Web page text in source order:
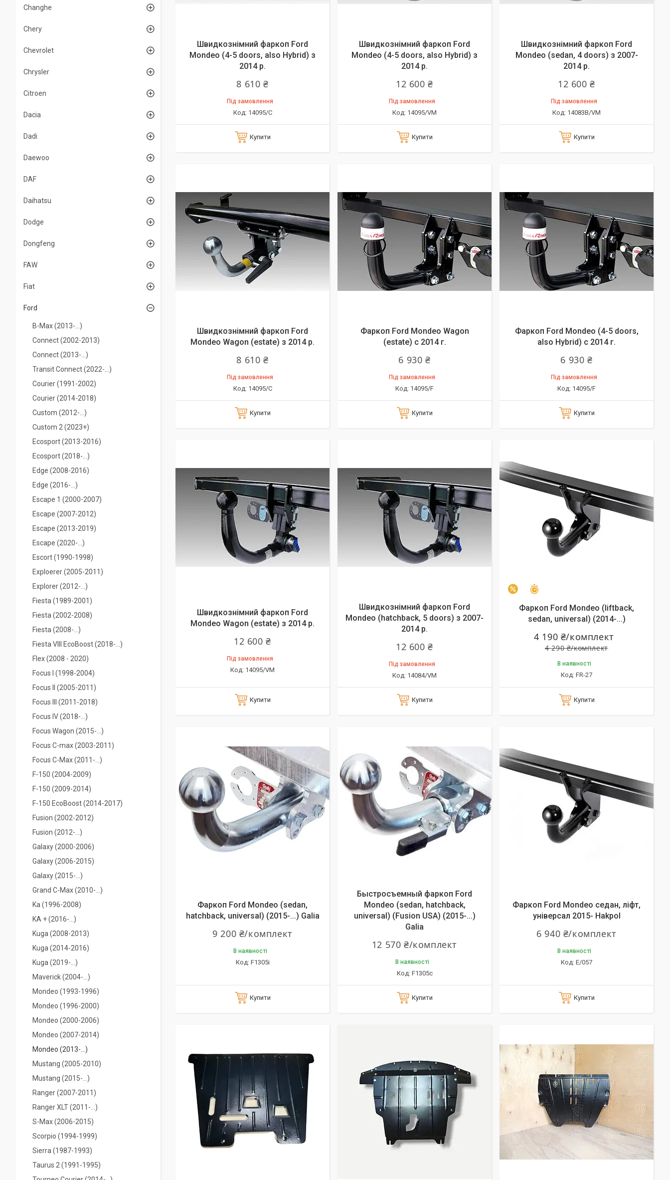
Швидкознімний фаркоп Ford
Mondeo (4-5 doors, also Hybrid) з
2014 р.
8 610 ₴
Під замовлення
14095/C
Купити
Швидкознімний фаркоп Ford
Mondeo (4-5 doors, also Hybrid) з
2014 р.
12 600 ₴
Під замовлення
14095/VM
Купити
Швидкознімний фаркоп Ford
Mondeo (sedan, 4 doors) з 2007-
2014 р.
12 600 ₴
Під замовлення
14083B/VM
Купити
Швидкознімний фаркоп Ford
Mondeo Wagon (estate) з 2014 р.
8 610 ₴
Під замовлення
14095/C
Купити
Фаркоп Ford Mondeo Wagon
(estate) с 2014 г.
6 930 ₴
Під замовлення
14095/F
Купити
Фаркоп Ford Mondeo (4-5 doors,
also Hybrid) с 2014 г.
6 930 ₴
Під замовлення
14095/F
Купити
Швидкознімний фаркоп Ford
Mondeo Wagon (estate) з 2014 р.
12 600 ₴
Під замовлення
14095/VM
Купити
Швидкознімний фаркоп Ford
Mondeo (hatchback, 5 doors) з 2007-
2014 р.
12 600 ₴
Під замовлення
14084/VM
Купити
–2%
Фаркоп Ford Mondeo (liftback,
sedan, universal) (2014-...)
4 290 ₴/комплект
4 190 ₴/комплект
В наявності
FR-27
Купити
Фаркоп Ford Mondeo (sedan,
hatchback, universal) (2015-...) Galia
9 200 ₴/комплект
В наявності
F1305i
Купити
Быстросъемный фаркоп Ford
Mondeo (sedan, hatchback,
universal) (Fusion USA) (2015-...)
Galia
12 570 ₴/комплект
В наявності
F1305c
Купити
Фаркоп Ford Mondeo седан, ліфт,
універсал 2015- Hakpol
6 940 ₴/комплект
В наявності
E/057
Купити
Changhe
Chery
Chevrolet
Chrysler
Citroen
Dacia
Dadi
Daewoo
DAF
Daihatsu
Dodge
Dongfeng
FAW
Fiat
Ford
B-Max (2013-...)
Connect (2002-2013)
Connect (2013-...)
Transit Connect (2022-...)
Courier (1991-2002)
Courier (2014-2018)
Custom (2012-…)
Custom 2 (2023+)
Ecosport (2013-2016)
Ecosport (2018-…)
Edge (2008-2016)
Edge (2016-...)
Escape 1 (2000-2007)
Escape (2007-2012)
Escape (2013-2019)
Escape (2020-...)
Escort (1990-1998)
Exploerer (2005-2011)
Explorer (2012-...)
Fiesta (1989-2001)
Fiesta (2002-2008)
Fiesta (2008-…)
Fiesta VIIІ EcoBoost (2018-...)
Flex (2008 - 2020)
Focus I (1998-2004)
Focus II (2005-2011)
Focus III (2011-2018)
Focus IV (2018-…)
Focus Wagon (2015-...)
Focus C-max (2003-2011)
Focus C-Max (2011-...)
F-150 (2004-2009)
F-150 (2009-2014)
F-150 EcoBoost (2014-2017)
Fusion (2002-2012)
Fusion (2012-...)
Galaxy (2000-2006)
Galaxy (2006-2015)
Galaxy (2015-...)
Grand C-Max (2010-...)
Ka (1996-2008)
KA + (2016-...)
Kuga (2008-2013)
Kuga (2014-2016)
Kuga (2019-...)
Maverick (2004-...)
Mondeo (1993-1996)
Mondeo (1996-2000)
Mondeo (2000-2006)
Mondeo (2007-2014)
Mondeo (2013-...)
Mustang (2005-2010)
Mustang (2015-...)
Ranger (2007-2011)
Ranger XLT (2011-...)
S-Max (2006-2015)
Scorpio (1994-1999)
Sierra (1987-1993)
Taurus 2 (1991-1995)